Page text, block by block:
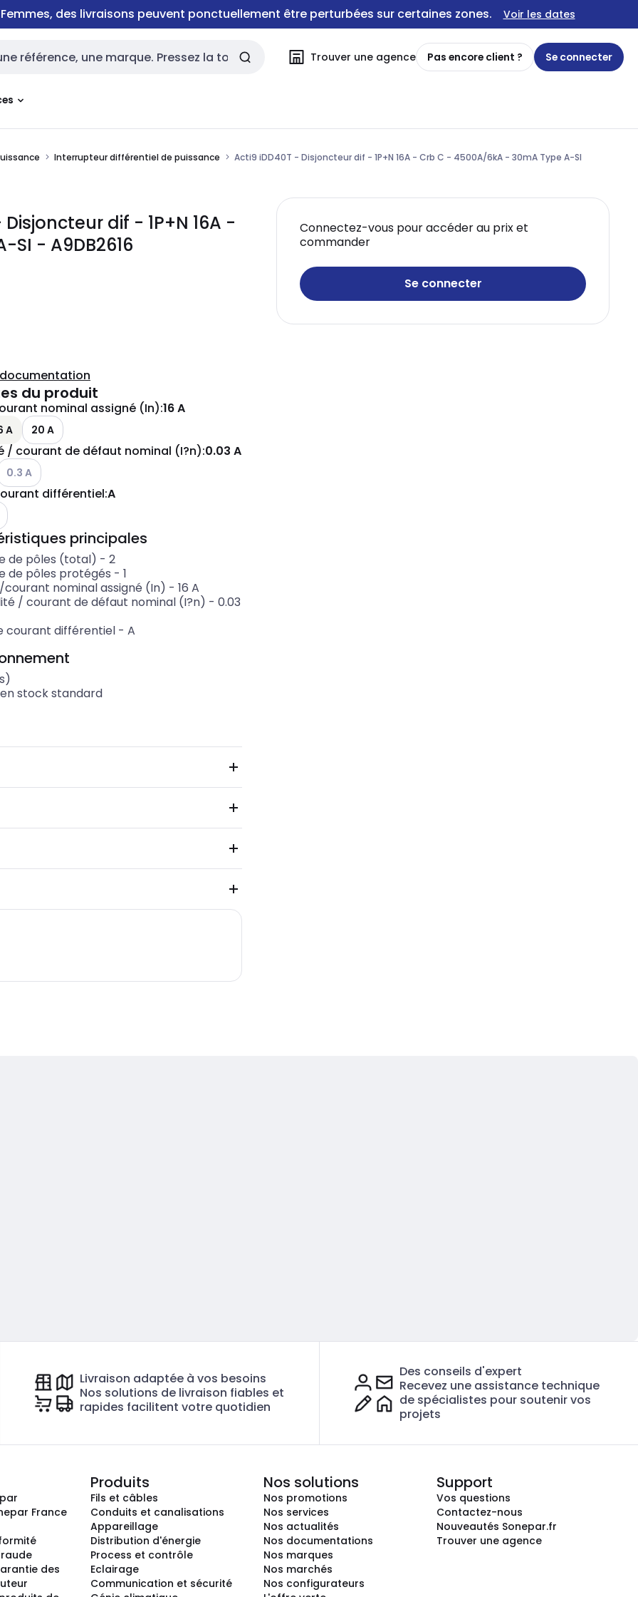
Femmes, des livraisons peuvent ponctuellement être perturbées sur certaines zones. Voir les dates
Trouver une agence Pas encore client ? Se connecter
Interrupteur différentiel de puissance Acti9 iDD40T - Disjoncteur dif - 1P+N 16A - Crb C - 4500A/6kA - 30mA Type A-SI
dif - 1P+N 16A -
- A9DB2616
Connectez-vous pour accéder au prix et
commander
Se connecter
du produit
nominal assigné (In):16 A
A 20 A
/ courant de défaut nominal (I?n):0.03 A
les options disponibles
0.3 A
différentiel:A
principales
de pôles (total) - 2
de pôles protégés - 1
nominal assigné (In) - 16 A
/ courant de défaut nominal (I?n) - 0.03
courant différentiel- A
stock standard
Livraison adaptée à vos besoins
Nos solutions de livraison fiables et
rapides facilitent votre quotidien
Des conseils d'expert
Recevez une assistance technique
de spécialistes pour soutenir vos
projets
France
des
Produits
Fils et câbles
Conduits et canalisations
Appareillage
Distribution d'énergie
Process et contrôle
Eclairage
Communication et sécurité
Nos solutions
Nos promotions
Nos services
Nos actualités
Nos documentations
Nos marques
Nos marchés
Nos configurateurs
Support
Vos questions
Contactez-nous
Nouveautés Sonepar.fr
Trouver une agence